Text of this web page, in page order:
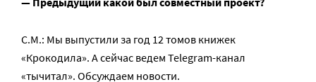
С.М.: Мы выпустили за год 12 томов книжек
«Крокодила». А сейчас ведем Telegram-канал
«тычитал». Обсуждаем новости.